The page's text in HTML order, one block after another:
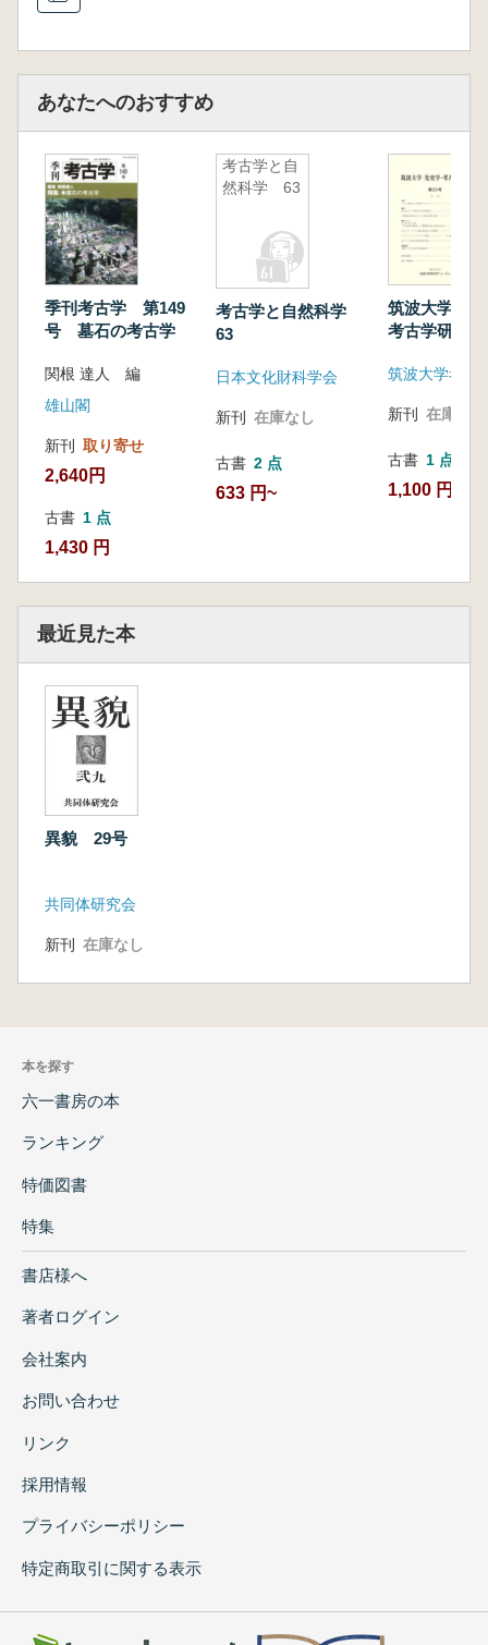
あなたへのおすすめ
季刊考古学 第149
号 墓石の考古学
関根 達人 編
雄山閣
新刊 取り寄せ
2,640円
古書 1 点
1,430 円
考古学と自
然科学 63
考古学と自然科学
63
日本文化財科学会
新刊 在庫なし
古書 2 点
633 円~
筑波大学 先
考古学研究
新刊 在庫なし
古書 1 点
1,100 円
最近見た本
異貌 29号
共同体研究会
新刊 在庫なし
本を探す
六一書房の本
ランキング
特価図書
特集
書店様へ
著者ログイン
会社案内
お問い合わせ
リンク
採用情報
プライバシーポリシー
特定商取引に関する表示